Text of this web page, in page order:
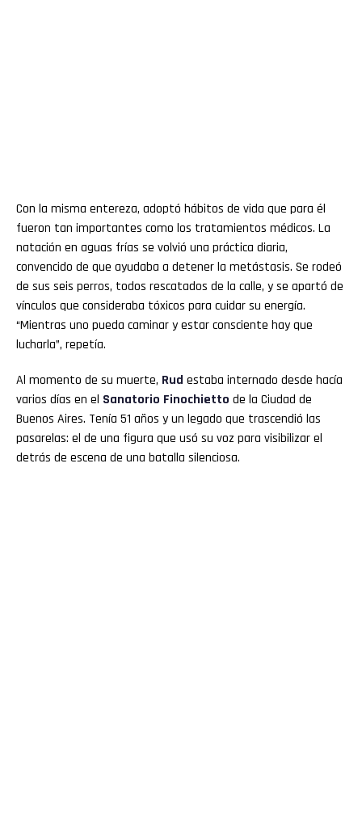
Con la misma entereza, adoptó hábitos de vida que para él
fueron tan importantes como los tratamientos médicos. La
natación en aguas frías se volvió una práctica diaria,
convencido de que ayudaba a detener la metástasis. Se rodeó
de sus seis perros, todos rescatados de la calle, y se apartó de
vínculos que consideraba tóxicos para cuidar su energía.
“Mientras uno pueda caminar y estar consciente hay que
lucharla”, repetía.
Al momento de su muerte, Rud estaba internado desde hacía
varios días en el Sanatorio Finochietto de la Ciudad de
Buenos Aires. Tenía 51 años y un legado que trascendió las
pasarelas: el de una figura que usó su voz para visibilizar el
detrás de escena de una batalla silenciosa.